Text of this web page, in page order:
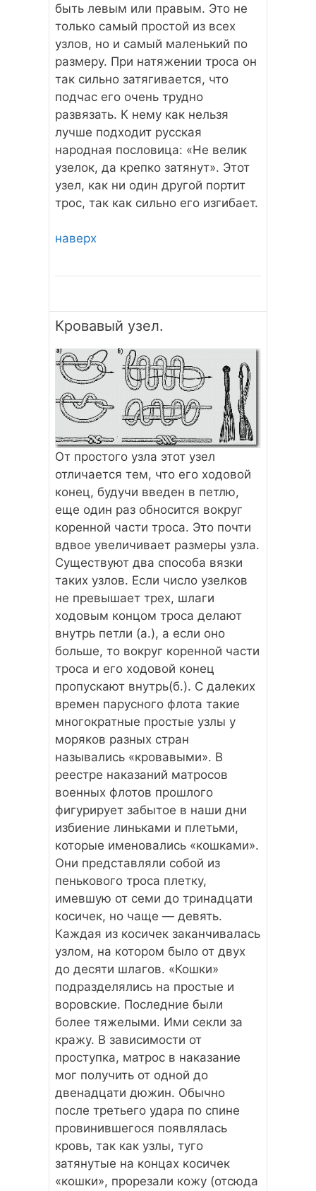
быть левым или правым. Это не
только самый простой из всех
узлов, но и самый маленький по
размеру. При натяжении троса он
так сильно затягивается, что
подчас его очень трудно
развязать. К нему как нельзя
лучше подходит русская
народная пословица: «Не велик
узелок, да крепко затянут». Этот
узел, как ни один другой портит
трос, так как сильно его изгибает.
наверх
Кровавый узел.
От простого узла этот узел
отличается тем, что его ходовой
конец, будучи введен в петлю,
еще один раз обносится вокруг
коренной части троса. Это почти
вдвое увеличивает размеры узла.
Существуют два способа вязки
таких узлов. Если число узелков
не превышает трех, шлаги
ходовым концом троса делают
внутрь петли (а.), а если оно
больше, то вокруг коренной части
троса и его ходовой конец
пропускают внутрь(б.). С далеких
времен парусного флота такие
многократные простые узлы у
моряков разных стран
назывались «кровавыми». В
реестре наказаний матросов
военных флотов прошлого
фигурирует забытое в наши дни
избиение линьками и плетьми,
которые именовались «кошками».
Они представляли собой из
пенькового троса плетку,
имевшую от семи до тринадцати
косичек, но чаще — девять.
Каждая из косичек заканчивалась
узлом, на котором было от двух
до десяти шлагов. «Кошки»
подразделялись на простые и
воровские. Последние были
более тяжелыми. Ими секли за
кражу. В зависимости от
проступка, матрос в наказание
мог получить от одной до
двенадцати дюжин. Обычно
после третьего удара по спине
провинившегося появлялась
кровь, так как узлы, туго
затянутые на концах косичек
«кошки», прорезали кожу (отсюда